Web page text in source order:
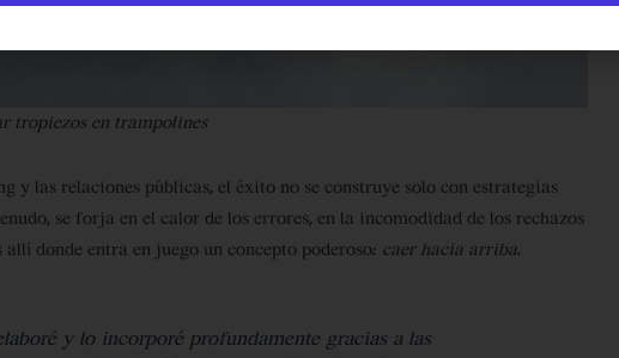
tropiezos en trampolines
y las relaciones públicas, el éxito no se construye solo con estrategias
se forja en el calor de los errores, en la incomodidad de los rechazos
donde entra en juego un concepto poderoso: caer hacia arriba.
y lo incorporé profundamente gracias a las